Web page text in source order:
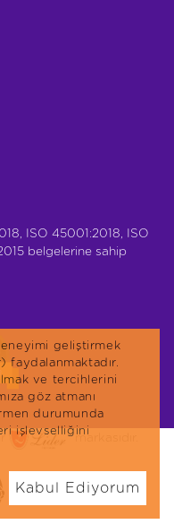
ISO 45001:2018, ISO
belgelerine sahip
markasıdır.
geliştirmek
faydalanmaktadır.
ve tercihlerini
göz atmanı
durumunda
işlevselliğini
Kabul Ediyorum